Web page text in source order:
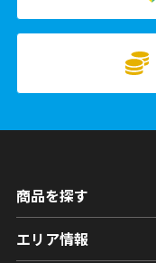
商品を探す
エリア情報